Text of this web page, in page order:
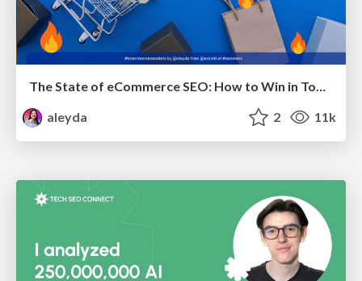
The State of eCommerce SEO: How to Win in Today's Products SERPs - #SEOweek
aleyda
2 11k